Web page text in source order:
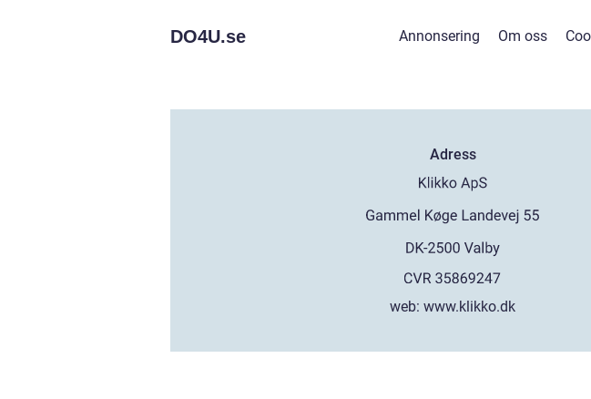
DO4U.se Annonsering Om oss
Adress
web:www.klikko.dk